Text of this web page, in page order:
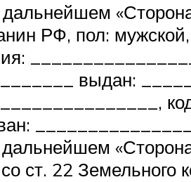
РФ, пол:
выдан:
со ст. 22